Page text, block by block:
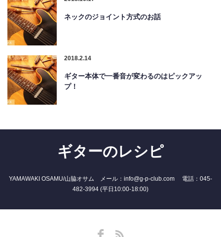
ネックのジョイント方式のお話
2018.2.14
ギター本体で一番音が変わるのはピックアッ
プ！
ギターのレシピ
YAMAWAKI OSAMU/山脇オサム メール：info@g-p-club.com 電話：045-
482-3994 (平日10:00-18:00)